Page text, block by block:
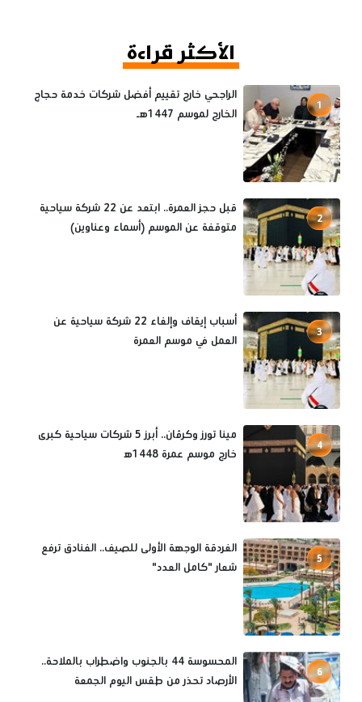
الأكثر قراءة
1
الراجحي خارج تقييم أفضل شركات خدمة حجاج
الخارج لموسم 1447هـ
2
قبل حجز العمرة.. ابتعد عن 22 شركة سياحية
متوقفة عن الموسم (أسماء وعناوين)
3
أسباب إيقاف وإلغاء 22 شركة سياحية عن
العمل في موسم العمرة
4
مينا تورز وكرڤان.. أبرز 5 شركات سياحية كبرى
خارج موسم عمرة 1448ه‍
5
الغردقة الوجهة الأولى للصيف.. الفنادق ترفع
شعار "كامل العدد"
6
المحسوسة 44 بالجنوب واضطراب بالملاحة..
الأرصاد تحذر من طقس اليوم الجمعة